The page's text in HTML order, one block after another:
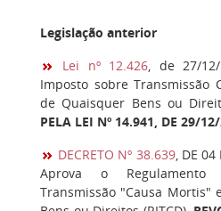
Legislação anterior
Lei nº 12.426, de 27/
Imposto sobre Transmissão
de Quaisquer Bens ou
PELA LEI Nº 14.941, DE 29/
DECRETO Nº 38.639, DE 04
Aprova o
Transmissão "Causa Mortis"